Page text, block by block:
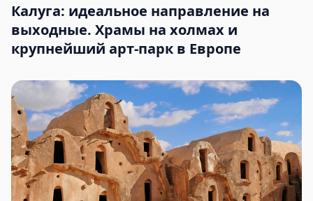
Калуга: идеальное направление на
выходные. Храмы на холмах и
крупнейший арт-парк в Европе